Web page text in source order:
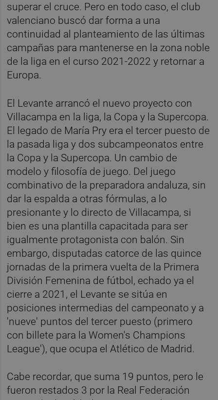
superar el cruce. Pero en todo caso, el club
valenciano buscó dar forma a una
continuidad al planteamiento de las últimas
campañas para mantenerse en la zona noble
de la liga en el curso 2021-2022 y retornar a
Europa.
El Levante arrancó el nuevo proyecto con
Villacampa en la liga, la Copa y la Supercopa.
El legado de María Pry era el tercer puesto de
la pasada liga y dos subcampeonatos entre
la Copa y la Supercopa. Un cambio de
modelo y filosofía de juego. Del juego
combinativo de la preparadora andaluza, sin
dar la espalda a otras fórmulas, a lo
presionante y lo directo de Villacampa, si
bien es una plantilla capacitada para ser
igualmente protagonista con balón. Sin
embargo, disputadas catorce de las quince
jornadas de la primera vuelta de la Primera
División Femenina de fútbol, echado ya el
cierre a 2021, el Levante se sitúa en
posiciones intermedias del campeonato y a
'nueve' puntos del tercer puesto (primero
con billete para la Women's Champions
League'), que ocupa el Atlético de Madrid.
Cabe recordar, que suma 19 puntos, pero le
fueron restados 3 por la Real Federación